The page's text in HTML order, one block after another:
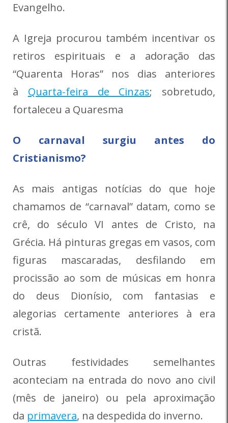
Evangelho.
A Igreja procurou também incentivar os
retiros espirituais e a adoração das
“Quarenta Horas” nos dias anteriores
à Quarta-feira de Cinzas; sobretudo,
fortaleceu a Quaresma
O carnaval surgiu antes do
Cristianismo?
As mais antigas notícias do que hoje
chamamos de “carnaval” datam, como se
crê, do século VI antes de Cristo, na
Grécia. Há pinturas gregas em vasos, com
figuras mascaradas, desfilando em
procissão ao som de músicas em honra
do deus Dionísio, com fantasias e
alegorias certamente anteriores à era
cristã.
Outras festividades semelhantes
aconteciam na entrada do novo ano civil
(mês de janeiro) ou pela aproximação
da primavera, na despedida do inverno.